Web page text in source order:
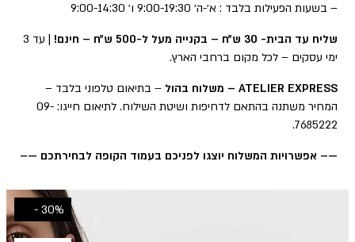
– בשעות הפעילות בלבד : א׳-ה׳ 9:00-19:30 ו׳ 9:00-14:30
שליח עד הבית- 30 ש״ח – בקנייה מעל ל-500 ש״ח – חינם!
| עד 3
ימי עסקים – לכל מקום ברחבי הארץ.
ATELIER EXPRESS – משלוח בהול
– בתיאום טלפוני בלבד –
המחיר משתנה בהתאם לדחיפות ושיטת השילוח. לתיאום חייגו: 09-
7685222.
—– אפשרויות המשלוח יוצגו לפניכם בעמוד הקופה לבחירתכם —–
30% -